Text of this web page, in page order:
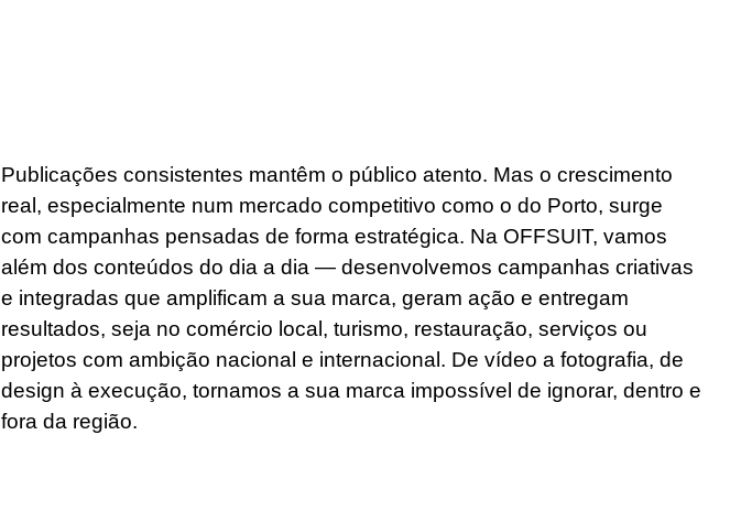
Publicações consistentes mantêm o público atento. Mas o crescimento
real, especialmente num mercado competitivo como o do Porto, surge
com campanhas pensadas de forma estratégica. Na OFFSUIT, vamos
além dos conteúdos do dia a dia — desenvolvemos campanhas criativas
e integradas que amplificam a sua marca, geram ação e entregam
resultados, seja no comércio local, turismo, restauração, serviços ou
projetos com ambição nacional e internacional. De vídeo a fotografia, de
design à execução, tornamos a sua marca impossível de ignorar, dentro e
fora da região.